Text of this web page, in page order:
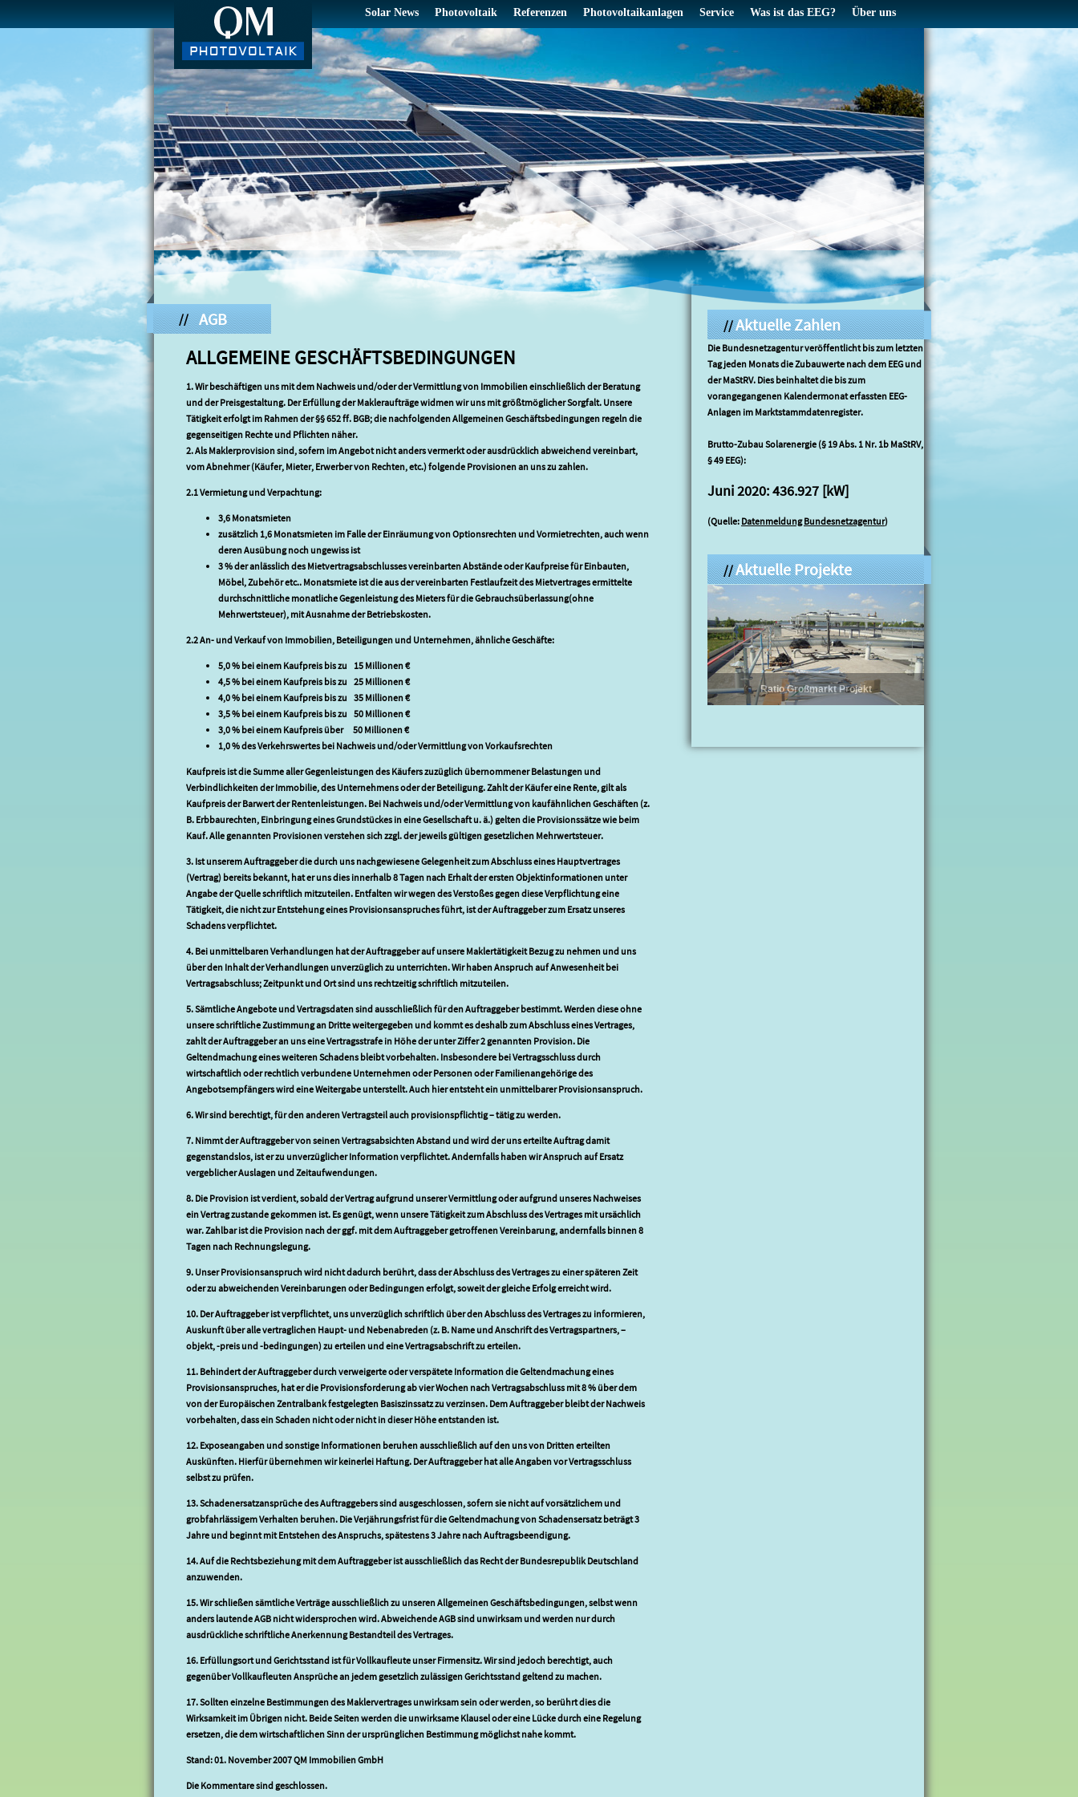
Solar News Photovoltaik Referenzen Photovoltaikanlagen Service Was ist das EEG? Über uns
// AGB
ALLGEMEINE GESCHÄFTSBEDINGUNGEN
1. Wir beschäftigen uns mit dem Nachweis und/oder der Vermittlung von Immobilien einschließlich der Beratung
und der Preisgestaltung. Der Erfüllung der Makleraufträge widmen wir uns mit größtmöglicher Sorgfalt. Unsere
Tätigkeit erfolgt im Rahmen der §§ 652 ff. BGB; die nachfolgenden Allgemeinen Geschäftsbedingungen regeln die
gegenseitigen Rechte und Pflichten näher.
2. Als Maklerprovision sind, sofern im Angebot nicht anders vermerkt oder ausdrücklich abweichend vereinbart,
vom Abnehmer (Käufer, Mieter, Erwerber von Rechten, etc.) folgende Provisionen an uns zu zahlen.
2.1 Vermietung und Verpachtung:
3,6 Monatsmieten
zusätzlich 1,6 Monatsmieten im Falle der Einräumung von Optionsrechten und Vormietrechten, auch wenn
deren Ausübung noch ungewiss ist
3 % der anlässlich des Mietvertragsabschlusses vereinbarten Abstände oder Kaufpreise für Einbauten,
Möbel, Zubehör etc.. Monatsmiete ist die aus der vereinbarten Festlaufzeit des Mietvertrages ermittelte
durchschnittliche monatliche Gegenleistung des Mieters für die Gebrauchsüberlassung(ohne
Mehrwertsteuer), mit Ausnahme der Betriebskosten.
2.2 An- und Verkauf von Immobilien, Beteiligungen und Unternehmen, ähnliche Geschäfte:
5,0 % bei einem Kaufpreis bis zu 15 Millionen €
4,5 % bei einem Kaufpreis bis zu 25 Millionen €
4,0 % bei einem Kaufpreis bis zu 35 Millionen €
3,5 % bei einem Kaufpreis bis zu 50 Millionen €
3,0 % bei einem Kaufpreis über 50 Millionen €
1,0 % des Verkehrswertes bei Nachweis und/oder Vermittlung von Vorkaufsrechten
Kaufpreis ist die Summe aller Gegenleistungen des Käufers zuzüglich übernommener Belastungen und
Verbindlichkeiten der Immobilie, des Unternehmens oder der Beteiligung. Zahlt der Käufer eine Rente, gilt als
Kaufpreis der Barwert der Rentenleistungen. Bei Nachweis und/oder Vermittlung von kaufähnlichen Geschäften (z.
B. Erbbaurechten, Einbringung eines Grundstückes in eine Gesellschaft u. ä.) gelten die Provisionssätze wie beim
Kauf. Alle genannten Provisionen verstehen sich zzgl. der jeweils gültigen gesetzlichen Mehrwertsteuer.
3. Ist unserem Auftraggeber die durch uns nachgewiesene Gelegenheit zum Abschluss eines Hauptvertrages
(Vertrag) bereits bekannt, hat er uns dies innerhalb 8 Tagen nach Erhalt der ersten Objektinformationen unter
Angabe der Quelle schriftlich mitzuteilen. Entfalten wir wegen des Verstoßes gegen diese Verpflichtung eine
Tätigkeit, die nicht zur Entstehung eines Provisionsanspruches führt, ist der Auftraggeber zum Ersatz unseres
Schadens verpflichtet.
4. Bei unmittelbaren Verhandlungen hat der Auftraggeber auf unsere Maklertätigkeit Bezug zu nehmen und uns
über den Inhalt der Verhandlungen unverzüglich zu unterrichten. Wir haben Anspruch auf Anwesenheit bei
Vertragsabschluss; Zeitpunkt und Ort sind uns rechtzeitig schriftlich mitzuteilen.
5. Sämtliche Angebote und Vertragsdaten sind ausschließlich für den Auftraggeber bestimmt. Werden diese ohne
unsere schriftliche Zustimmung an Dritte weitergegeben und kommt es deshalb zum Abschluss eines Vertrages,
zahlt der Auftraggeber an uns eine Vertragsstrafe in Höhe der unter Ziffer 2 genannten Provision. Die
Geltendmachung eines weiteren Schadens bleibt vorbehalten. Insbesondere bei Vertragsschluss durch
wirtschaftlich oder rechtlich verbundene Unternehmen oder Personen oder Familienangehörige des
Angebotsempfängers wird eine Weitergabe unterstellt. Auch hier entsteht ein unmittelbarer Provisionsanspruch.
6. Wir sind berechtigt, für den anderen Vertragsteil auch provisionspflichtig – tätig zu werden.
7. Nimmt der Auftraggeber von seinen Vertragsabsichten Abstand und wird der uns erteilte Auftrag damit
gegenstandslos, ist er zu unverzüglicher Information verpflichtet. Andernfalls haben wir Anspruch auf Ersatz
vergeblicher Auslagen und Zeitaufwendungen.
8. Die Provision ist verdient, sobald der Vertrag aufgrund unserer Vermittlung oder aufgrund unseres Nachweises
ein Vertrag zustande gekommen ist. Es genügt, wenn unsere Tätigkeit zum Abschluss des Vertrages mit ursächlich
war. Zahlbar ist die Provision nach der ggf. mit dem Auftraggeber getroffenen Vereinbarung, andernfalls binnen 8
Tagen nach Rechnungslegung.
9. Unser Provisionsanspruch wird nicht dadurch berührt, dass der Abschluss des Vertrages zu einer späteren Zeit
oder zu abweichenden Vereinbarungen oder Bedingungen erfolgt, soweit der gleiche Erfolg erreicht wird.
10. Der Auftraggeber ist verpflichtet, uns unverzüglich schriftlich über den Abschluss des Vertrages zu informieren,
Auskunft über alle vertraglichen Haupt- und Nebenabreden (z. B. Name und Anschrift des Vertragspartners, –
objekt, -preis und -bedingungen) zu erteilen und eine Vertragsabschrift zu erteilen.
11. Behindert der Auftraggeber durch verweigerte oder verspätete Information die Geltendmachung eines
Provisionsanspruches, hat er die Provisionsforderung ab vier Wochen nach Vertragsabschluss mit 8 % über dem
von der Europäischen Zentralbank festgelegten Basiszinssatz zu verzinsen. Dem Auftraggeber bleibt der Nachweis
vorbehalten, dass ein Schaden nicht oder nicht in dieser Höhe entstanden ist.
12. Exposeangaben und sonstige Informationen beruhen ausschließlich auf den uns von Dritten erteilten
Auskünften. Hierfür übernehmen wir keinerlei Haftung. Der Auftraggeber hat alle Angaben vor Vertragsschluss
selbst zu prüfen.
13. Schadenersatzansprüche des Auftraggebers sind ausgeschlossen, sofern sie nicht auf vorsätzlichem und
grobfahrlässigem Verhalten beruhen. Die Verjährungsfrist für die Geltendmachung von Schadensersatz beträgt 3
Jahre und beginnt mit Entstehen des Anspruchs, spätestens 3 Jahre nach Auftragsbeendigung.
14. Auf die Rechtsbeziehung mit dem Auftraggeber ist ausschließlich das Recht der Bundesrepublik Deutschland
anzuwenden.
15. Wir schließen sämtliche Verträge ausschließlich zu unseren Allgemeinen Geschäftsbedingungen, selbst wenn
anders lautende AGB nicht widersprochen wird. Abweichende AGB sind unwirksam und werden nur durch
ausdrückliche schriftliche Anerkennung Bestandteil des Vertrages.
16. Erfüllungsort und Gerichtsstand ist für Vollkaufleute unser Firmensitz. Wir sind jedoch berechtigt, auch
gegenüber Vollkaufleuten Ansprüche an jedem gesetzlich zulässigen Gerichtsstand geltend zu machen.
17. Sollten einzelne Bestimmungen des Maklervertrages unwirksam sein oder werden, so berührt dies die
Wirksamkeit im Übrigen nicht. Beide Seiten werden die unwirksame Klausel oder eine Lücke durch eine Regelung
ersetzen, die dem wirtschaftlichen Sinn der ursprünglichen Bestimmung möglichst nahe kommt.
Stand: 01. November 2007 QM Immobilien GmbH
Die Kommentare sind geschlossen.
//Aktuelle Zahlen
Die Bundesnetzagentur veröffentlicht bis zum letzten
Tag jeden Monats die Zubauwerte nach dem EEG und
der MaStRV. Dies beinhaltet die bis zum
vorangegangenen Kalendermonat erfassten EEG-
Anlagen im Marktstammdatenregister.
Brutto-Zubau Solarenergie (§ 19 Abs. 1 Nr. 1b MaStRV,
§ 49 EEG):
Juni 2020: 436.927 [kW]
(Quelle: Datenmeldung Bundesnetzagentur)
//Aktuelle Projekte
Ratio Großmarkt Projekt